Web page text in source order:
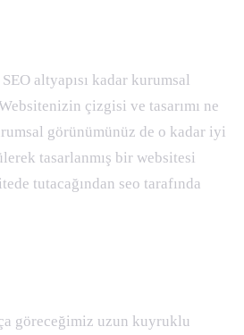
altyapısı kadar kurumsal
çizgisi ve tasarımı ne
görünümünüz de o kadar iyi
tasarlanmış bir websitesi
tutacağından seo tarafında
göreceğimiz uzun kuyruklu